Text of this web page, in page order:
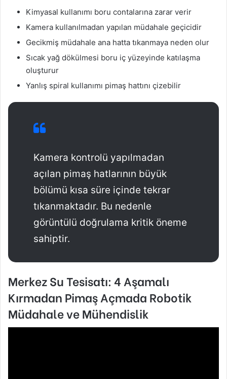
Kimyasal kullanımı boru contalarına zarar verir
Kamera kullanılmadan yapılan müdahale geçicidir
Gecikmiş müdahale ana hatta tıkanmaya neden olur
Sıcak yağ dökülmesi boru iç yüzeyinde katılaşma
oluşturur
Yanlış spiral kullanımı pimaş hattını çizebilir
Kamera kontrolü yapılmadan
açılan pimaş hatlarının büyük
bölümü kısa süre içinde tekrar
tıkanmaktadır. Bu nedenle
görüntülü doğrulama kritik öneme
sahiptir.
Merkez Su Tesisatı: 4 Aşamalı
Kırmadan Pimaş Açmada Robotik
Müdahale ve Mühendislik